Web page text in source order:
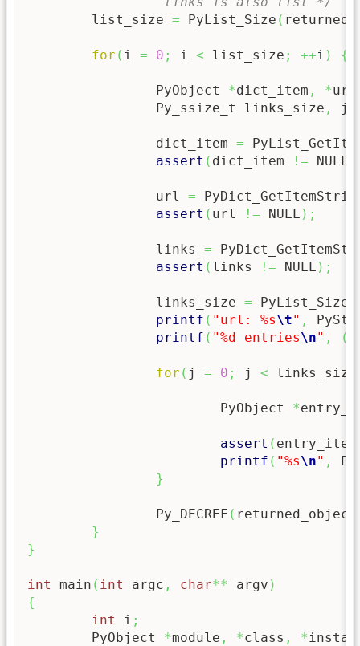
	list_size
= PyList_Size (
for ( i = 0 ; i < list_size ; ++i ) {
		PyObject
*dict_item , *url
		Py_ssize_t links_size
, j
		dict_item
=
assert ( dict_item != NULL
		url
=
assert ( url != NULL ) ;
		links
=
assert ( links != NULL ) ;
		links_size
= PyList_Size
printf ( "url: %s\t" ,
printf ( "%d entries\n" , (
for ( j = 0 ; j < links_size
			PyObject
*
assert (
printf ( "%s\n" ,
}
		Py_DECREF
( returned_object
}
}
int main ( int argc , char** argv )
{
int
i ;
	PyObject
*module , *class , *